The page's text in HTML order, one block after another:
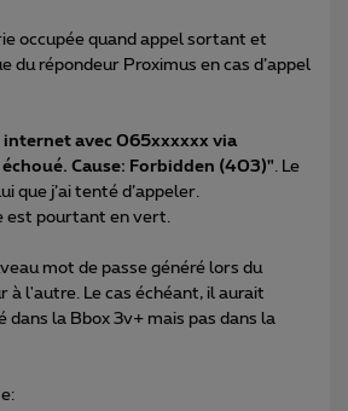
occupée quand appel sortant et
du répondeur Proximus en cas d’appel
avec 065xxxxxx via
Cause: Forbidden (403)". Le
que j’ai tenté d’appeler.
est pourtant en vert.
mot de passe généré lors du
à l'autre. Le cas échéant, il aurait
la Bbox 3v+ mais pas dans la